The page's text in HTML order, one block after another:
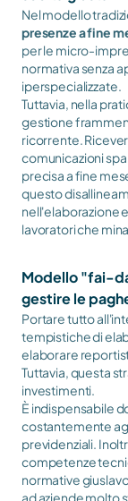
Nel modello
presenze a fine
per le micro-
normativa senza
iperspecializzate.
Tuttavia, nella
gestione
ricorrente.
comunicazioni
precisa a fine
questo
nell'elaborazione
lavoratori che
Modello "fai-
gestire le
Portare tutto
tempistiche di
elaborare
Tuttavia, questa
investimenti.
È indispensabile
costantemente
previdenziali.
competenze
normative
ad aziende molto